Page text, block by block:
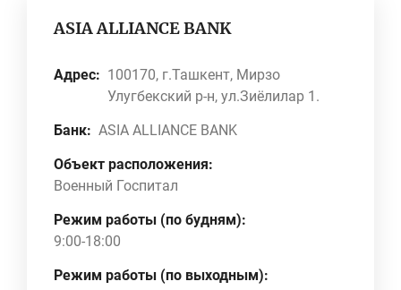
ASIA ALLIANCE BANK
Адрес: 100170, г.Ташкент, Мирзо
Улугбекский р-н, ул.Зиёлилар 1.
Банк: ASIA ALLIANCE BANK
Объект расположения:
Военный Госпитал
Режим работы (по будням):
9:00-18:00
Режим работы (по выходным):